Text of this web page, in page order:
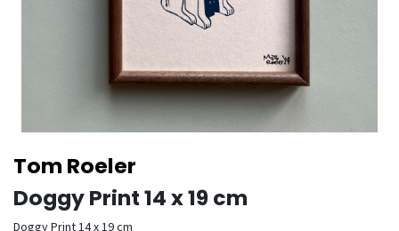
Tom Roeler
Doggy Print 14 x 19 cm
Doggy Print 14 x 19 cm